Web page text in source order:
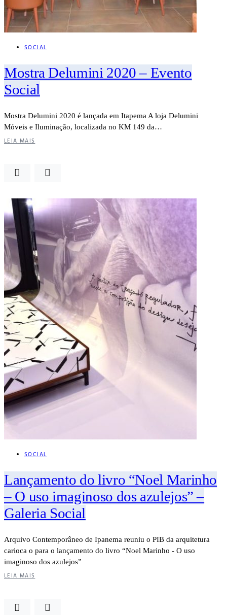
SOCIAL
Mostra Delumini 2020 – Evento
Social
Mostra Delumini 2020 é lançada em Itapema A loja Delumini
Móveis e Iluminação, localizada no KM 149 da…
LEIA MAIS
SOCIAL
Lançamento do livro “Noel Marinho
– O uso imaginoso dos azulejos” –
Galeria Social
Arquivo Contemporâneo de Ipanema reuniu o PIB da arquitetura
carioca o para o lançamento do livro “Noel Marinho - O uso
imaginoso dos azulejos”
LEIA MAIS